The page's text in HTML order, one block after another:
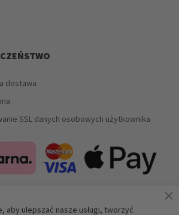
dostawa
SSL danych osobowych użytkownika
się do newslettera
aby ulepszać nasze usługi, tworzyć